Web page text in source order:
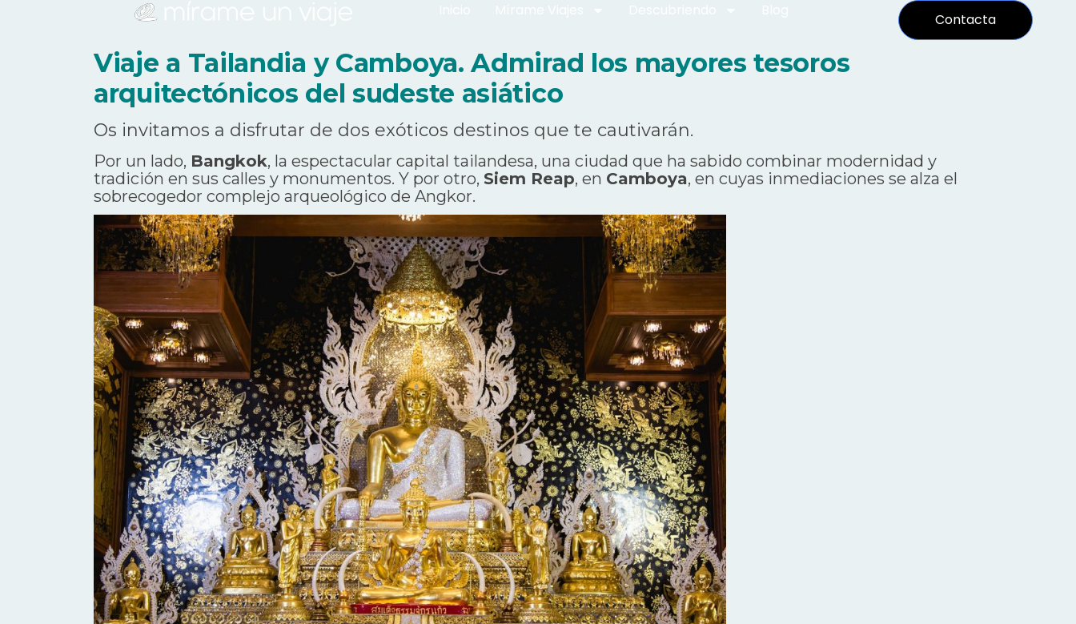
Contacta
Viaje a Tailandia y Camboya. Admirad los mayores tesoros
arquitectónicos del sudeste asiático
Os invitamos a disfrutar de dos exóticos destinos que te cautivarán.
Por un lado, Bangkok, la espectacular capital tailandesa, una ciudad que ha sabido combinar modernidad y
tradición en sus calles y monumentos. Y por otro, Siem Reap, en Camboya, en cuyas inmediaciones se alza el
sobrecogedor complejo arqueológico de Angkor.